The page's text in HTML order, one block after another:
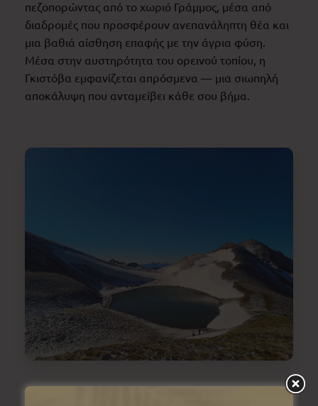
πεζοπορώντας από το χωριό Γράμμος, μέσα από
διαδρομές που προσφέρουν ανεπανάληπτη θέα και
μια βαθιά αίσθηση επαφής με την άγρια φύση.
Μέσα στην αυστηρότητα του ορεινού τοπίου, η
Γκιστόβα εμφανίζεται απρόσμενα — μια σιωπηλή
αποκάλυψη που ανταμείβει κάθε σου βήμα.